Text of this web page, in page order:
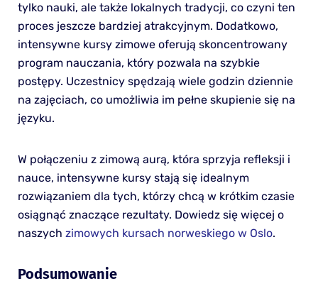
tylko nauki, ale także lokalnych tradycji, co czyni ten
proces jeszcze bardziej atrakcyjnym. Dodatkowo,
intensywne kursy zimowe oferują skoncentrowany
program nauczania, który pozwala na szybkie
postępy. Uczestnicy spędzają wiele godzin dziennie
na zajęciach, co umożliwia im pełne skupienie się na
języku.
W połączeniu z zimową aurą, która sprzyja refleksji i
nauce, intensywne kursy stają się idealnym
rozwiązaniem dla tych, którzy chcą w krótkim czasie
osiągnąć znaczące rezultaty. Dowiedz się więcej o
naszych zimowych kursach norweskiego w Oslo.
Podsumowanie